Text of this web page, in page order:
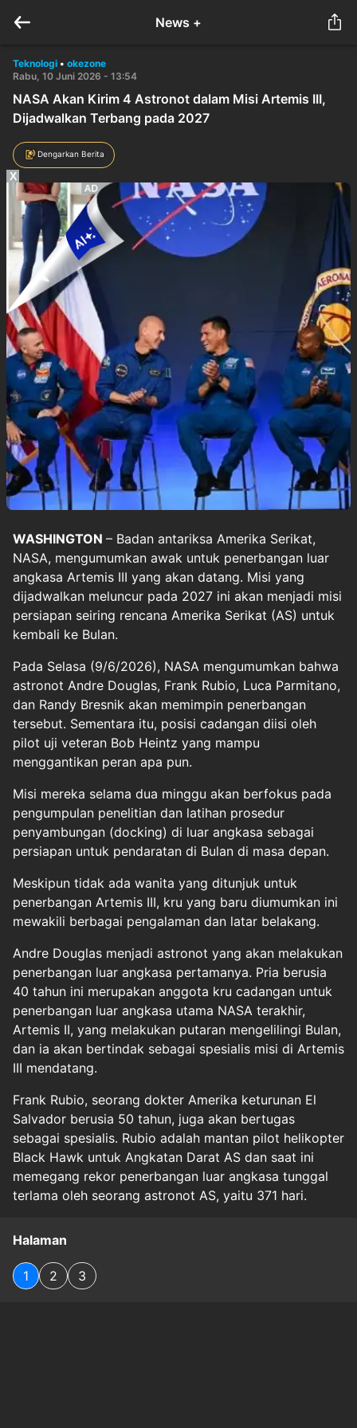
News +
Teknologi • okezone
Rabu, 10 Juni 2026 - 13:54
NASA Akan Kirim 4 Astronot dalam Misi Artemis III,
Dijadwalkan Terbang pada 2027
Dengarkan Berita
WASHINGTON – Badan antariksa Amerika Serikat,
NASA, mengumumkan awak untuk penerbangan luar
angkasa Artemis III yang akan datang. Misi yang
dijadwalkan meluncur pada 2027 ini akan menjadi misi
persiapan seiring rencana Amerika Serikat (AS) untuk
kembali ke Bulan.
Pada Selasa (9/6/2026), NASA mengumumkan bahwa
astronot Andre Douglas, Frank Rubio, Luca Parmitano,
dan Randy Bresnik akan memimpin penerbangan
tersebut. Sementara itu, posisi cadangan diisi oleh
pilot uji veteran Bob Heintz yang mampu
menggantikan peran apa pun.
Misi mereka selama dua minggu akan berfokus pada
pengumpulan penelitian dan latihan prosedur
penyambungan (docking) di luar angkasa sebagai
persiapan untuk pendaratan di Bulan di masa depan.
Meskipun tidak ada wanita yang ditunjuk untuk
penerbangan Artemis III, kru yang baru diumumkan ini
mewakili berbagai pengalaman dan latar belakang.
Andre Douglas menjadi astronot yang akan melakukan
penerbangan luar angkasa pertamanya. Pria berusia
40 tahun ini merupakan anggota kru cadangan untuk
penerbangan luar angkasa utama NASA terakhir,
Artemis II, yang melakukan putaran mengelilingi Bulan,
dan ia akan bertindak sebagai spesialis misi di Artemis
III mendatang.
Frank Rubio, seorang dokter Amerika keturunan El
Salvador berusia 50 tahun, juga akan bertugas
sebagai spesialis. Rubio adalah mantan pilot helikopter
Black Hawk untuk Angkatan Darat AS dan saat ini
memegang rekor penerbangan luar angkasa tunggal
terlama oleh seorang astronot AS, yaitu 371 hari.
Halaman
1 2 3
X